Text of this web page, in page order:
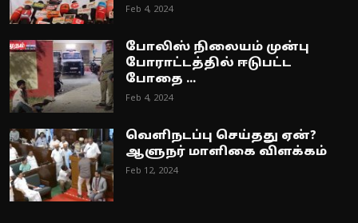
Feb 4, 2024
போலிஸ் நிலையம் முன்பு
போராட்டத்தில் ஈடுபட்ட
போதை ...
Feb 4, 2024
வெளிநடப்பு செய்தது ஏன்?
ஆளுநர் மாளிகை விளக்கம்
Feb 12, 2024